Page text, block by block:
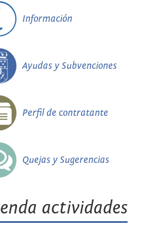
Información
Ayudas y Subvenciones
Perfil de contratante
Quejas y Sugerencias
actividades